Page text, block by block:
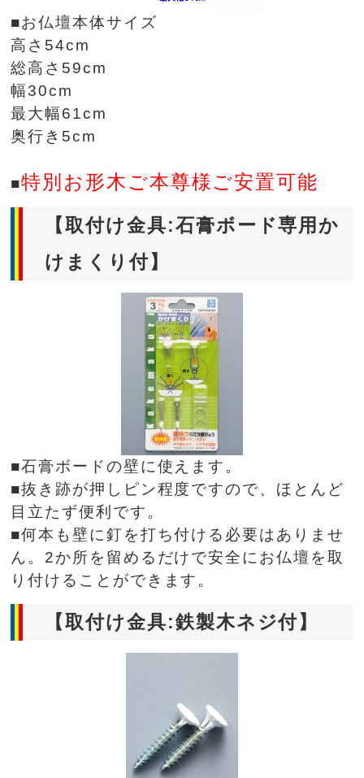
■お仏壇本体サイズ
高さ54cm
総高さ59cm
幅30cm
最大幅61cm
奥行き5cm
■特別お形木ご本尊様ご安置可能
【取付け金具:石膏ボード専用か
けまくり付】
■石膏ボードの壁に使えます。
■抜き跡が押しピン程度ですので、ほとんど
目立たず便利です。
■何本も壁に釘を打ち付ける必要はありませ
ん。2か所を留めるだけで安全にお仏壇を取
り付けることができます。
【取付け金具:鉄製木ネジ付】